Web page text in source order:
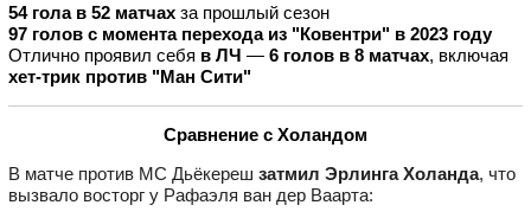
54 гола в 52 матчах за прошлый сезон
97 голов с момента перехода из "Ковентри" в 2023 году
Отлично проявил себя в ЛЧ — 6 голов в 8 матчах, включая
хет-трик против "Ман Сити"
Сравнение с Холандом
В матче против МС Дьёкереш затмил Эрлинга Холанда, что
вызвало восторг у Рафаэля ван дер Ваарта: